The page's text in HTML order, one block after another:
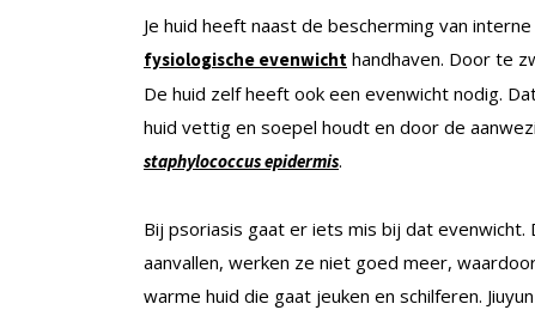
Je huid heeft naast de bescherming van
fysiologische evenwicht handhaven. Door te
De huid zelf heeft ook een evenwicht nodig.
huid vettig en soepel houdt en door de
staphylococcus epidermis.
Bij psoriasis gaat er iets mis bij dat evenwicht.
aanvallen, werken ze niet goed meer,
warme huid die gaat jeuken en schilferen.